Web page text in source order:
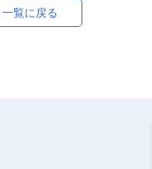
覧に戻る